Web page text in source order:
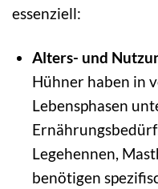
essenziell:
Alters- und
Hühner haben in
Lebensphasen
Legehennen,
benötigen